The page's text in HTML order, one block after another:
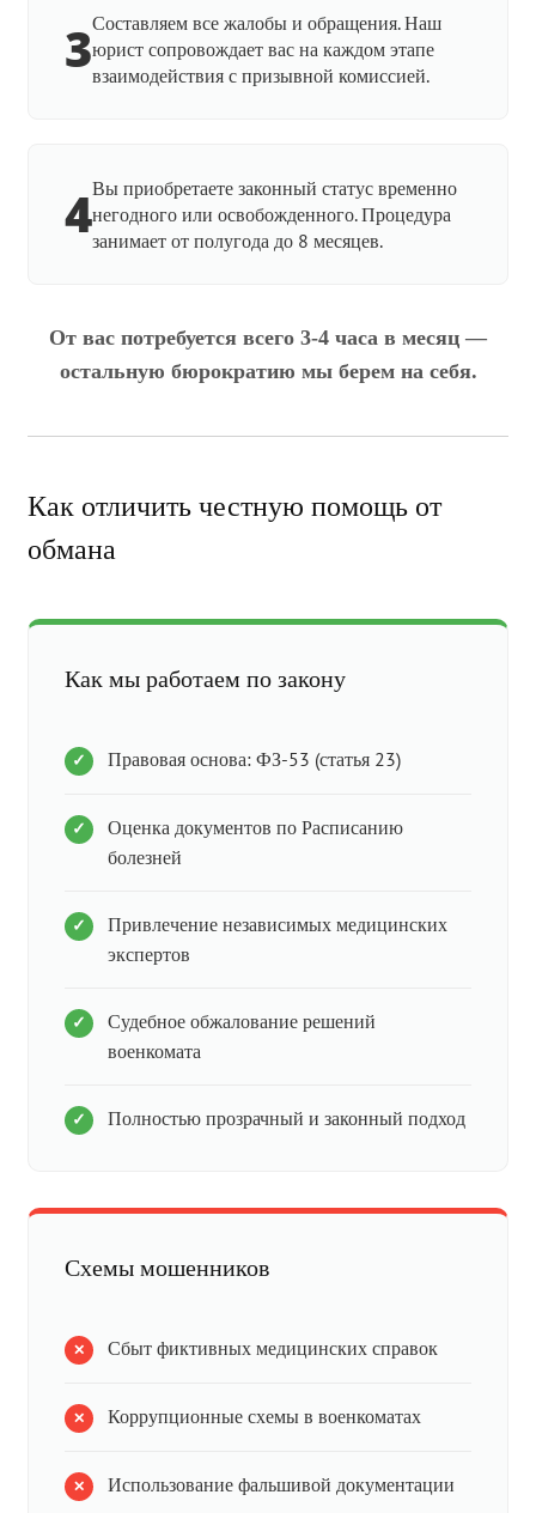
3Составляем все жалобы и обращения. Наш
юрист сопровождает вас на каждом этапе
взаимодействия с призывной комиссией.
4Вы приобретаете законный статус временно
негодного или освобожденного. Процедура
занимает от полугода до 8 месяцев.
От вас потребуется всего 3-4 часа в месяц —
остальную бюрократию мы берем на себя.
Как отличить честную помощь от
обмана
Как мы работаем по закону
Правовая основа: ФЗ-53 (статья 23)
Оценка документов по Расписанию
болезней
Привлечение независимых медицинских
экспертов
Судебное обжалование решений
военкомата
Полностью прозрачный и законный подход
Схемы мошенников
Сбыт фиктивных медицинских справок
Коррупционные схемы в военкоматах
Использование фальшивой документации